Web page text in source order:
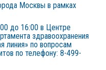
Москвы в рамках
до 16:00 в Центре
здравоохранения
линия» по вопросам
по телефону: 8-499-